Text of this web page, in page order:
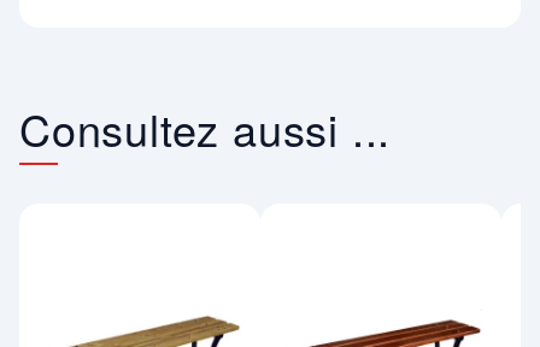
Consultez aussi ...